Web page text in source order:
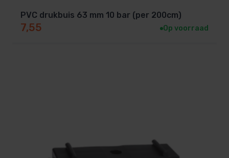
PVC drukbuis 63 mm 10 bar (per 200cm)
7,55 Op voorraad